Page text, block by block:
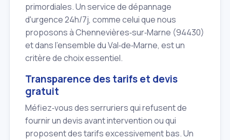
primordiales. Un service de dépannage
d'urgence 24h/7j, comme celui que nous
proposons à Chennevières‑sur‑Marne (94430)
et dans l'ensemble du Val‑de‑Marne, est un
critère de choix essentiel.
Transparence des tarifs et devis
gratuit
Méfiez‑vous des serruriers qui refusent de
fournir un devis avant intervention ou qui
proposent des tarifs excessivement bas. Un